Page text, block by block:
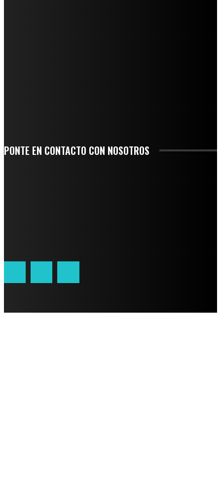
PONTE EN CONTACTO CON NOSOTROS